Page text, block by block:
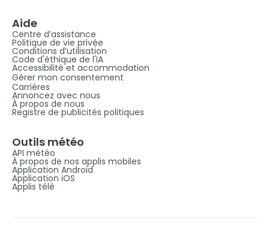
Aide
Centre d’assistance
Politique de vie privée
Conditions d’utilisation
Code d'éthique de l'IA
Accessibilité et accommodation
Gérer mon consentement
Carrières
Annoncez avec nous
À propos de nous
Registre de publicités politiques
Outils météo
API météo
À propos de nos applis mobiles
Application Android
Application iOS
Applis télé